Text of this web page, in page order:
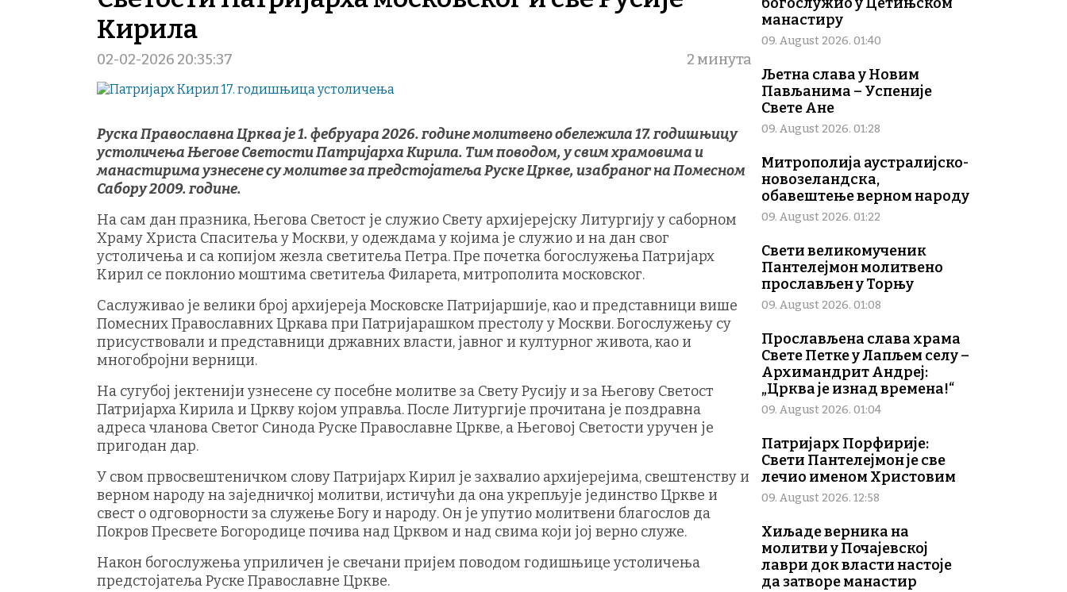
Кирила
02-02-2026 20:35:37 2 минута
Руска Православна Црква је 1. фебруара 2026. године молитвено обележила 17. годишњицу
устоличења Његове Светости Патријарха Кирила. Тим поводом, у свим храмовима и
манастирима узнесене су молитве за предстојатеља Руске Цркве, изабраног на Помесном
Сабору 2009. године.
На сам дан празника, Његова Светост је служио Свету архијерејску Литургију у саборном
Храму Христа Спаситеља у Москви, у одеждама у којима је служио и на дан свог
устоличења и са копијом жезла светитеља Петра. Пре почетка богослужења Патријарх
Кирил се поклонио моштима светитеља Филарета, митрополита московског.
Саслуживао је велики број архијереја Московске Патријаршије, као и представници више
Помесних Православних Цркава при Патријарашком престолу у Москви. Богослужењу су
присуствовали и представници државних власти, јавног и културног живота, као и
многобројни верници.
На сугубој јектенији узнесене су посебне молитве за Свету Русију и за Његову Светост
Патријарха Кирила и Цркву којом управља. После Литургије прочитана је поздравна
адреса чланова Светог Синода Руске Православне Цркве, а Његовој Светости уручен је
пригодан дар.
У свом првосвештеничком слову Патријарх Кирил је захвалио архијерејима, свештенству и
верном народу на заједничкој молитви, истичући да она укрепљује јединство Цркве и
свест о одговорности за служење Богу и народу. Он је упутио молитвени благослов да
Покров Пресвете Богородице почива над Црквом и над свима који јој верно служе.
Након богослужења уприличен је свечани пријем поводом годишњице устоличења
предстојатеља Руске Православне Цркве.
манастиру
09. August 2026. 01:40
Љетна слава у Новим
Пављанима – Успеније
Свете Ане
09. August 2026. 01:28
Митрополија аустралијско-
новозеландска,
обавештење верном народу
09. August 2026. 01:22
Свети великомученик
Пантелејмон молитвено
прослављен у Торњу
09. August 2026. 01:08
Прослављена слава храма
Свете Петке у Лапљем селу –
Архимандрит Андреј:
„Црква је изнад времена!“
09. August 2026. 01:04
Патријарх Порфирије:
Свети Пантелејмон је све
лечио именом Христовим
09. August 2026. 12:58
Хиљаде верника на
молитви у Почајевској
лаври док власти настоје
да затворе манастир